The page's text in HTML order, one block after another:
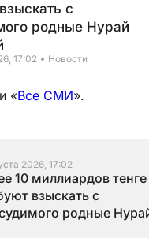
с
родные Нурай
17:02 Новости
«Все СМИ».
2026, 17:02
10 миллиардов тенге
взыскать с
родные